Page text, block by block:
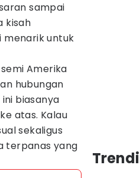
sampai
kisah
menarik untuk
Amerika
hubungan
biasanya
atas. Kalau
sekaligus
terpanas yang